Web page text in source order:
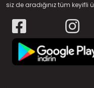
siz de aradığınız tüm keyifli